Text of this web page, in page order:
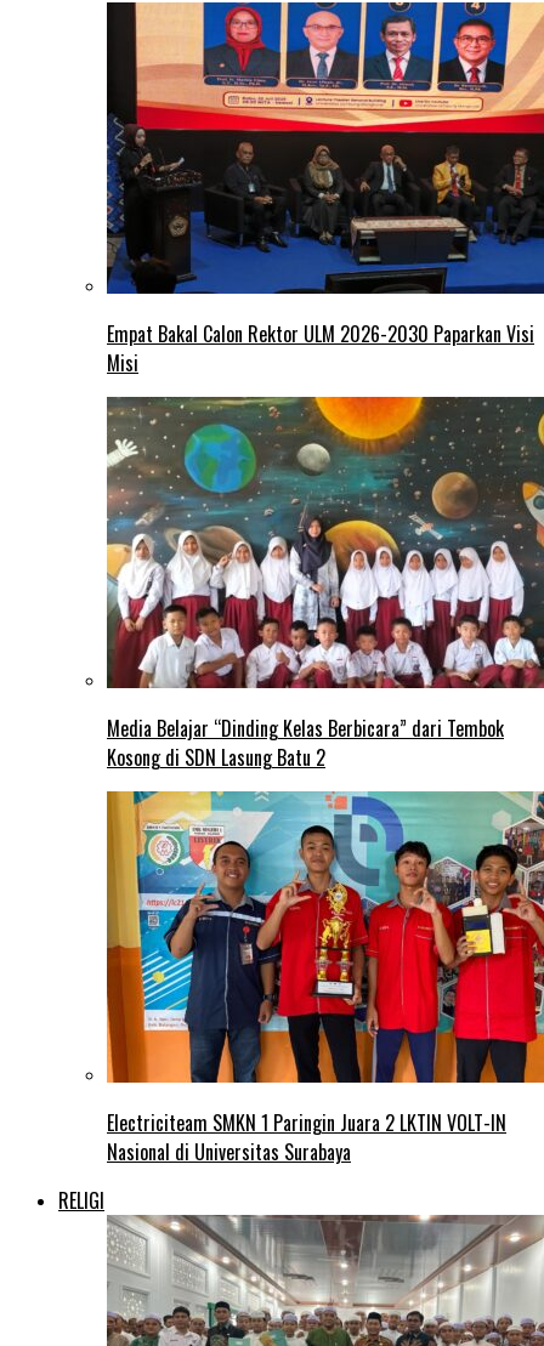
Empat Bakal Calon Rektor ULM 2026-2030 Paparkan Visi
Misi
Media Belajar “Dinding Kelas Berbicara” dari Tembok
Kosong di SDN Lasung Batu 2
Electriciteam SMKN 1 Paringin Juara 2 LKTIN VOLT-IN
Nasional di Universitas Surabaya
RELIGI